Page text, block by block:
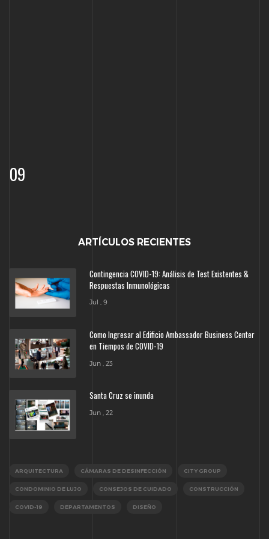
09
ARTÍCULOS RECIENTES
Contingencia COVID-19: Análisis de Test Existentes &
Respuestas Inmunológicas
Jul , 9
Como Ingresar al Edificio Ambassador Business Center
en Tiempos de COVID-19
Jun , 23
Santa Cruz se inunda
Jun , 22
ARQUITECTURA CÁMARAS DE DESINFECCIÓN CITY GROUP
CONDOMINIO DE LUJO CONSEJOS DE CUIDADO CONSTRUCCIÓN
COVID-19 DEPARTAMENTOS DISEÑO